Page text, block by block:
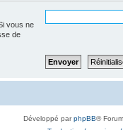
vous ne
de
Développé parphpBB®